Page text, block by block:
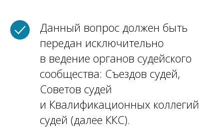
Данный вопрос должен быть
передан исключительно
в ведение органов судейского
сообщества: Съездов судей,
Советов судей
и Квалификационных коллегий
судей (далее ККС).